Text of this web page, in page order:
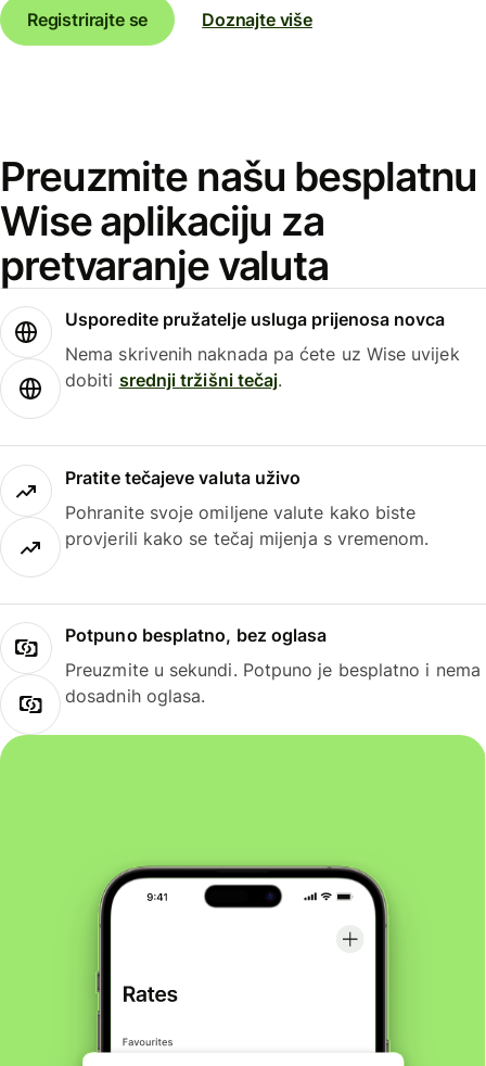
Registrirajte se
Doznajte više
Preuzmite našu besplatnu
Wise aplikaciju za
pretvaranje valuta
Usporedite pružatelje usluga prijenosa novca
Nema skrivenih naknada pa ćete uz Wise uvijek
dobiti srednji tržišni tečaj.
Pratite tečajeve valuta uživo
Pohranite svoje omiljene valute kako biste
provjerili kako se tečaj mijenja s vremenom.
Potpuno besplatno, bez oglasa
Preuzmite u sekundi. Potpuno je besplatno i nema
dosadnih oglasa.